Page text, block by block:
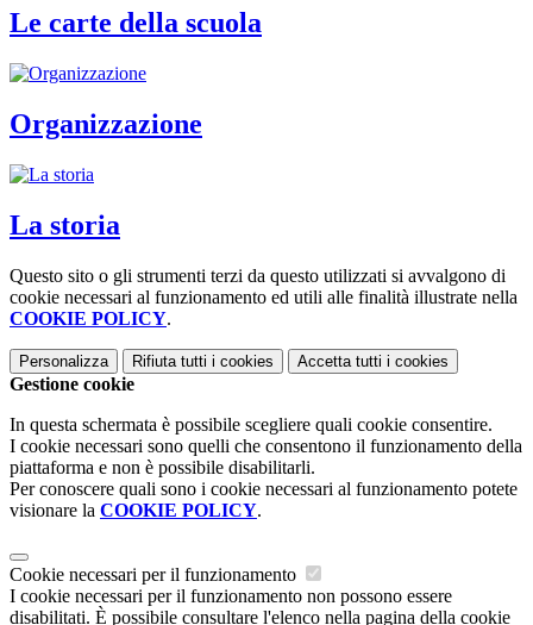
Le carte della scuola
Organizzazione
La storia
Questo sito o gli strumenti terzi da questo utilizzati si avvalgono di
cookie necessari al funzionamento ed utili alle finalità illustrate nella
COOKIE POLICY.
Personalizza Rifiuta tutti i cookies Accetta tutti i cookies
Gestione cookie
In questa schermata è possibile scegliere quali cookie consentire.
I cookie necessari sono quelli che consentono il funzionamento della
piattaforma e non è possibile disabilitarli.
Per conoscere quali sono i cookie necessari al funzionamento potete
visionare la COOKIE POLICY.
Cookie necessari per il funzionamento
I cookie necessari per il funzionamento non possono essere
disabilitati. È possibile consultare l'elenco nella pagina della cookie